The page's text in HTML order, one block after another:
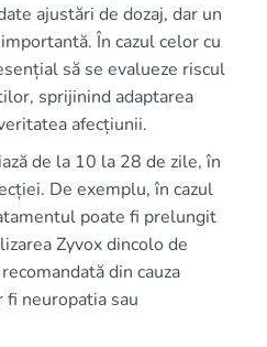
ajustări de dozaj, dar un
În cazul celor cu
să se evalueze riscul
sprijinind adaptarea
afecțiunii.
de la 10 la 28 de zile, în
De exemplu, în cazul
poate fi prelungit
Zyvox dincolo de
din cauza
fi neuropatia sau